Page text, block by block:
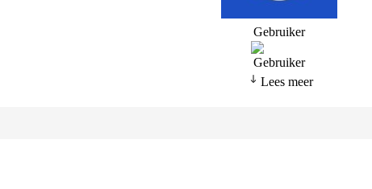
Gebruiker
Lees meer